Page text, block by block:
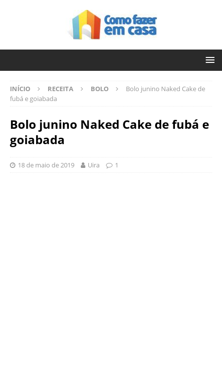
INÍCIO RECEITA BOLO
Bolo junino Naked Cake de
fubá e goiabada
Bolo junino Naked Cake de fubá e
goiabada
18 de maio de 2019 Uira 1